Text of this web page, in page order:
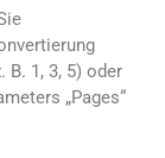
B. 1, 3, 5) oder
„Pages“